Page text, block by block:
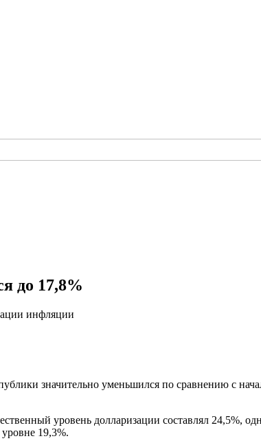
до 17,8%
инфляции
значительно уменьшился по сравнению с
уровень долларизации составлял 24,5%,
19,3%.